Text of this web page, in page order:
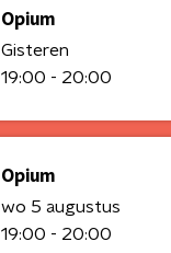
Opium
Gisteren
19:00 - 20:00
Opium
wo 5 augustus
19:00 - 20:00